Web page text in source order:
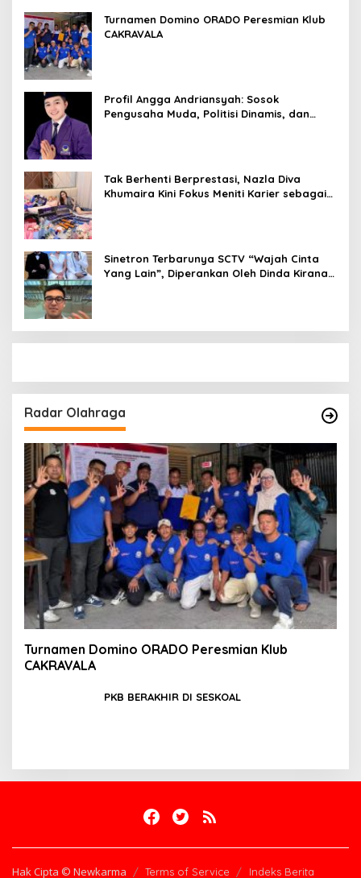
Turnamen Domino ORADO Peresmian Klub
CAKRAVALA
Profil Angga Andriansyah: Sosok
Pengusaha Muda, Politisi Dinamis, dan
Tak Berhenti Berprestasi, Nazla Diva
Khumaira Kini Fokus Meniti Karier sebagai
Sinetron Terbarunya SCTV “Wajah Cinta
Yang Lain”, Diperankan Oleh Dinda Kirana,
Radar Olahraga
Turnamen Domino ORADO Peresmian Klub
CAKRAVALA
PKB BERAKHIR DI SESKOAL
Hak Cipta © Newkarma Terms of Service Indeks Berita